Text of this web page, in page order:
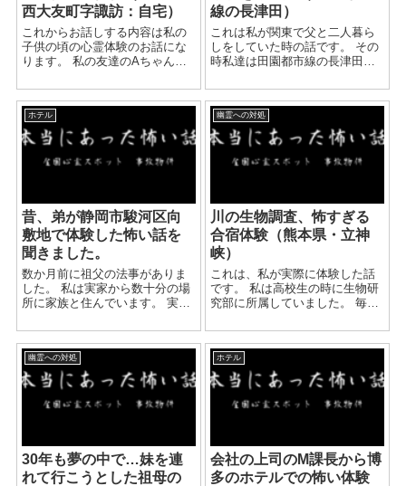
西大友町字諏訪：自宅）
これからお話しする内容は私の
子供の頃の心霊体験のお話にな
ります。 私の友達のAちゃんの
も子供のころから霊感が強かっ
たのです。 その為か彼女といる
といつの間にか心霊体験が日常
へと変わっていき怖いという
思...
線の長津田）
これは私が関東で父と二人暮ら
しをしていた時の話です。 その
時私達は田園都市線の長津田と
内から引っ越してきたのです
が、部屋の第一印象が、居るん
です。 ちなみに父は幼少期から
霊感が強く、どうやら家...
ホテル
昔、弟が静岡市駿河区向
敷地で体験した怖い話を
聞きました。
数か月前に祖父の法事がありま
した。 私は実家から数十分の場
所に家族と住んでいます。 実家
す。 弟は清掃の会社の部門で働
いて頑張っています。 何かと研
修や出張も多く、最近は実家に
よっても居ない...
幽霊への対処
川の生物調査、怖すぎる
合宿体験（熊本県・立神
峡）
これは、私が実際に体験した話
です。 私は高校生の時に生物研
究部に所属していました。 毎年
りました。 １年目は山奥の廃校
で、２年目は立神峡で 立神峡は
自殺名所です。 もともと私は霊
感は...
幽霊への対処
30年も夢の中で…妹を連
れて行こうとした祖母の
ホテル
会社の上司のM課長から博
多のホテルでの怖い体験